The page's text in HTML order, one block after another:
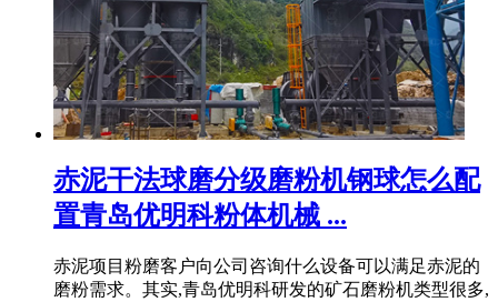
赤泥干法球磨分级磨粉机钢球怎么配
置青岛优明科粉体机械 ...
赤泥项目粉磨客户向公司咨询什么设备可以满足赤泥的
磨粉需求。其实,青岛优明科研发的矿石磨粉机类型很多,